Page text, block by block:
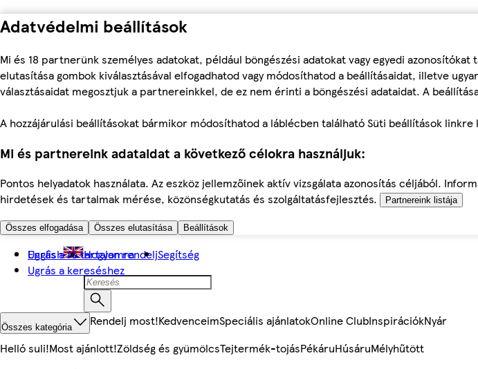
Adatvédelmi beállítások
Mi és 18 partnerünk személyes adatokat, például böngészési adatokat vagy egyedi
elutasítása gombok kiválasztásával elfogadhatod vagy módosíthatod a beállításaidat, illetve
választásaidat megosztjuk a partnereinkkel, de ez nem érinti a böngészési adataidat. A
A hozzájárulási beállításokat bármikor módosíthatod a láblécben található Süti beállítások linkre
Mi és partnereink adataidat a következő célokra használjuk:
Pontos helyadatok használata. Az eszköz jellemzőinek aktív vizsgálata azonosítás céljából.
hirdetések és tartalmak mérése, közönségkutatás és szolgáltatásfejlesztés.
Partnereink listája
Összes elfogadása Összes elutasítása Beállítások
Ugrás a fő tartalomra
Ugrás a kereséshez
English Hogyan rendeljSegítség
Összes kategória Rendelj most!KedvenceimSpeciális ajánlatokOnline ClubInspirációkNyár
Helló suli!Most ajánlott!Zöldség és gyümölcsTejtermék-tojásPékáruHúsáruMélyhűtött